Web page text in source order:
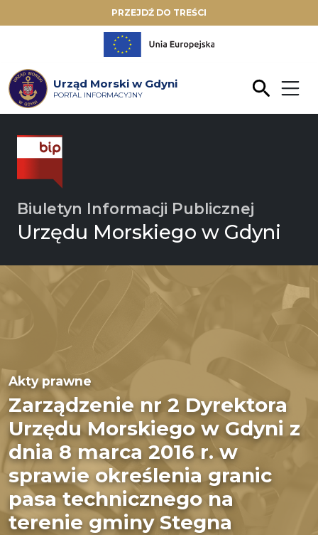
PRZEJDŹ DO TREŚCI
Urząd Morski w Gdyni
PORTAL INFORMACYJNY
Biuletyn Informacji Publicznej
Urzędu Morskiego w Gdyni
Akty prawne
Zarządzenie nr 2 Dyrektora
Urzędu Morskiego w Gdyni z
dnia 8 marca 2016 r. w
sprawie określenia granic
pasa technicznego na
terenie gminy Stegna